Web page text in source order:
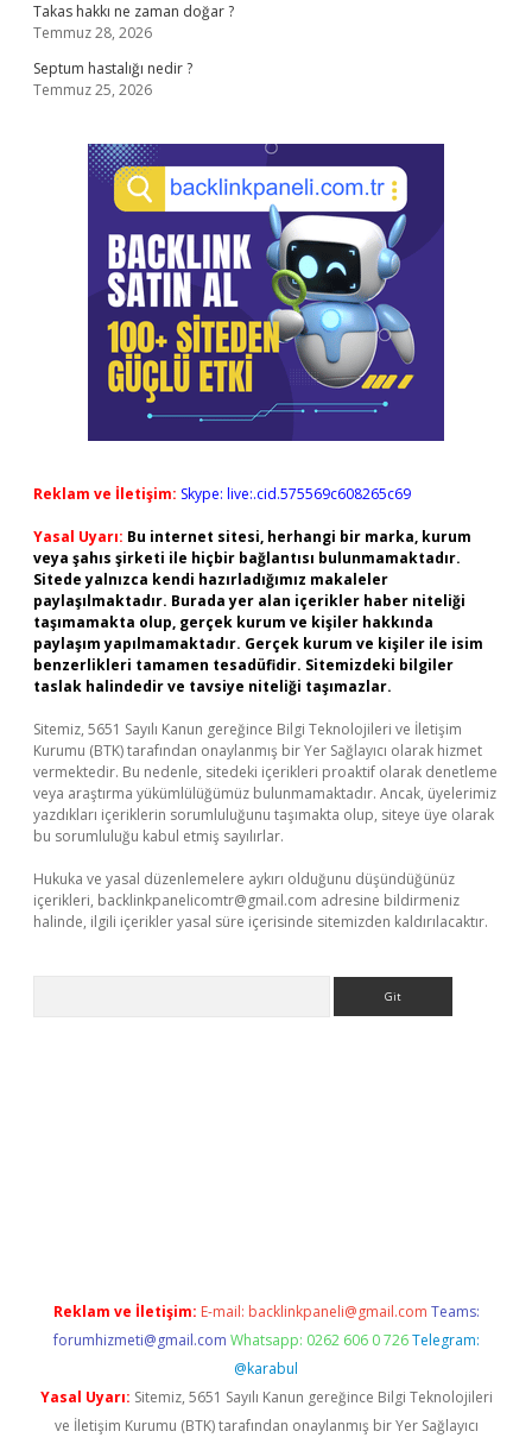
Takas hakkı ne zaman doğar ?
Temmuz 28, 2026
Septum hastalığı nedir ?
Temmuz 25, 2026
Reklam ve İletişim: Skype: live:.cid.575569c608265c69
Yasal Uyarı: Bu internet sitesi, herhangi bir marka, kurum
veya şahıs şirketi ile hiçbir bağlantısı bulunmamaktadır.
Sitede yalnızca kendi hazırladığımız makaleler
paylaşılmaktadır. Burada yer alan içerikler haber niteliği
taşımamakta olup, gerçek kurum ve kişiler hakkında
paylaşım yapılmamaktadır. Gerçek kurum ve kişiler ile isim
benzerlikleri tamamen tesadüfidir. Sitemizdeki bilgiler
taslak halindedir ve tavsiye niteliği taşımazlar.
Sitemiz, 5651 Sayılı Kanun gereğince Bilgi Teknolojileri ve İletişim
Kurumu (BTK) tarafından onaylanmış bir Yer Sağlayıcı olarak hizmet
vermektedir. Bu nedenle, sitedeki içerikleri proaktif olarak denetleme
veya araştırma yükümlülüğümüz bulunmamaktadır. Ancak, üyelerimiz
yazdıkları içeriklerin sorumluluğunu taşımakta olup, siteye üye olarak
bu sorumluluğu kabul etmiş sayılırlar.
Hukuka ve yasal düzenlemelere aykırı olduğunu düşündüğünüz
içerikleri, backlinkpanelicomtr@gmail.com adresine bildirmeniz
halinde, ilgili içerikler yasal süre içerisinde sitemizden kaldırılacaktır.
Reklam ve İletişim: E-mail: backlinkpaneli@gmail.com Teams:
forumhizmeti@gmail.com Whatsapp: 0262 606 0 726 Telegram:
@karabul
Yasal Uyarı: Sitemiz, 5651 Sayılı Kanun gereğince Bilgi Teknolojileri
ve İletişim Kurumu (BTK) tarafından onaylanmış bir Yer Sağlayıcı